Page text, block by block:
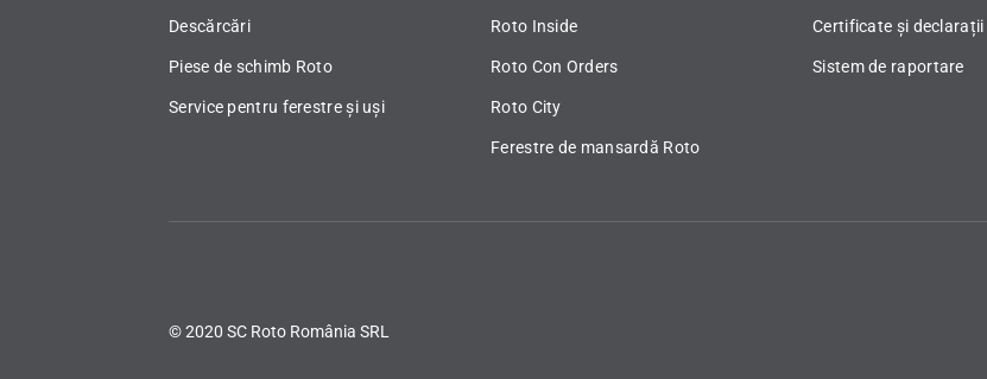
Descărcări
Piese de schimb Roto
Service pentru ferestre și uși
Roto Inside
Roto Con Orders
Roto City
Ferestre de mansardă Roto
Certificate și declarații
Sistem de raportare
© 2020 SC Roto România SRL